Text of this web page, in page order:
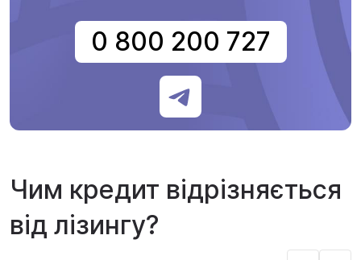
0 800 200 727
Чим кредит відрізняється
від лізингу?